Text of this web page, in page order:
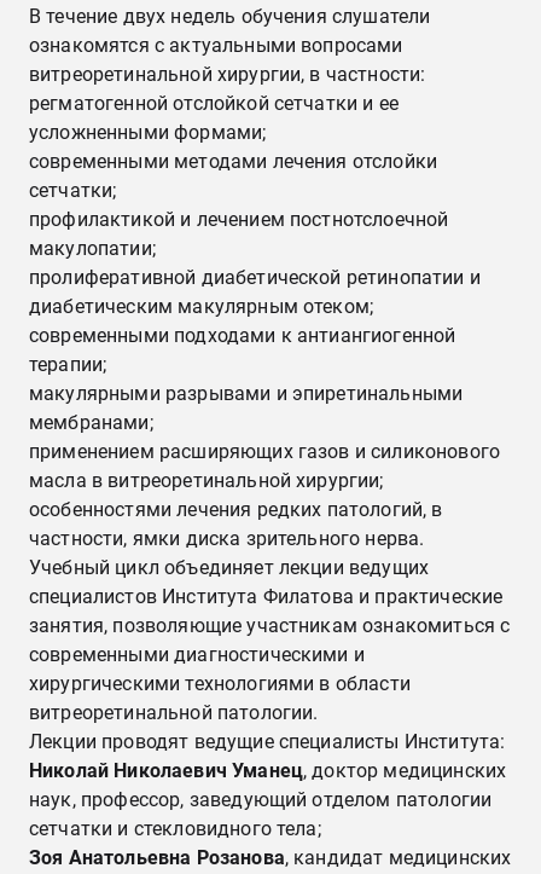
В течение двух недель обучения слушатели
ознакомятся с актуальными вопросами
витреоретинальной хирургии, в частности:
регматогенной отслойкой сетчатки и ее
усложненными формами;
современными методами лечения отслойки
сетчатки;
профилактикой и лечением постнотслоечной
макулопатии;
пролиферативной диабетической ретинопатии и
диабетическим макулярным отеком;
современными подходами к антиангиогенной
терапии;
макулярными разрывами и эпиретинальными
мембранами;
применением расширяющих газов и силиконового
масла в витреоретинальной хирургии;
особенностями лечения редких патологий, в
частности, ямки диска зрительного нерва.
Учебный цикл объединяет лекции ведущих
специалистов Института Филатова и практические
занятия, позволяющие участникам ознакомиться с
современными диагностическими и
хирургическими технологиями в области
витреоретинальной патологии.
Лекции проводят ведущие специалисты Института:
Николай Николаевич Уманец, доктор медицинских
наук, профессор, заведующий отделом патологии
сетчатки и стекловидного тела;
Зоя Анатольевна Розанова, кандидат медицинских